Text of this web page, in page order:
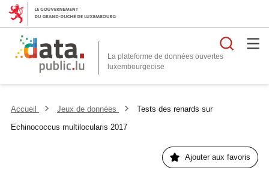
La plateforme de données ouvertes
Accueil Jeux de données
Tests des renards sur
Echinococcus multilocularis 2017
Ajouter aux favoris